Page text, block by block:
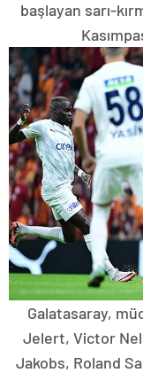
başlayan sarı-
Galatasaray,
Jelert, Victor
Jakobs, Roland